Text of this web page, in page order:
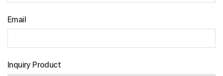
Email
Inquiry Product